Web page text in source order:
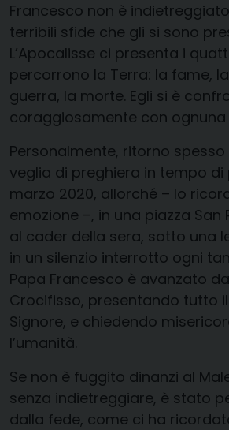
Francesco non è
terribili sfide che gli si sono
L’Apocalisse ci presenta i
percorrono la Terra: la fame,
guerra, la morte. Egli si è
coraggiosamente con ognuna
Personalmente, ritorno
veglia di preghiera in tempo di
marzo 2020, allorché – lo
emozione –, in una piazza San
al cader della sera, sotto una
in un silenzio interrotto ogni
Papa Francesco è avanzato
Crocifisso, presentando tutto
Signore, e chiedendo
l’umanità.
Se non è fuggito dinanzi al
senza indietreggiare, è stato
dalla fede, come ci ha